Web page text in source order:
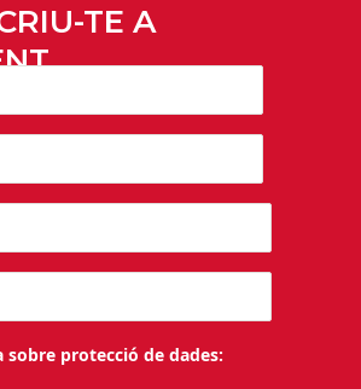
TE A
protecció de dades: